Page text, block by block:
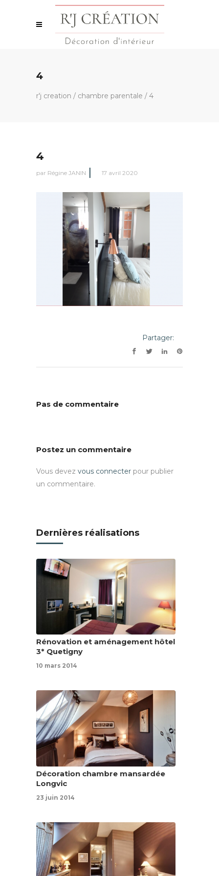
4
r'j creation / chambre parentale / 4
4
par Régine JANIN 17 avril 2020
Partager:
Pas de commentaire
Postez un commentaire
Vous devez vous connecter pour publier
un commentaire.
Dernières réalisations
Rénovation et aménagement hôtel
3* Quetigny
10 mars 2014
Décoration chambre mansardée
Longvic
23 juin 2014